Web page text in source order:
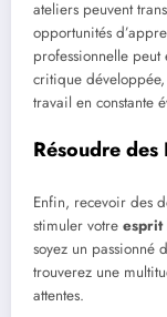
ateliers peuvent
opportunités
professionnelle
critique
travail en constante
Résoudre
Enfin, recevoir des
stimuler votre esprit
soyez un passionné
trouverez une
attentes.